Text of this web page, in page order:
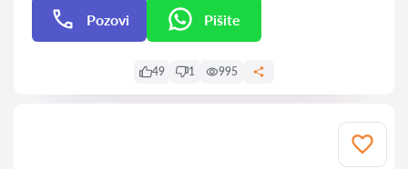
Pozovi Pišite
49 1 995